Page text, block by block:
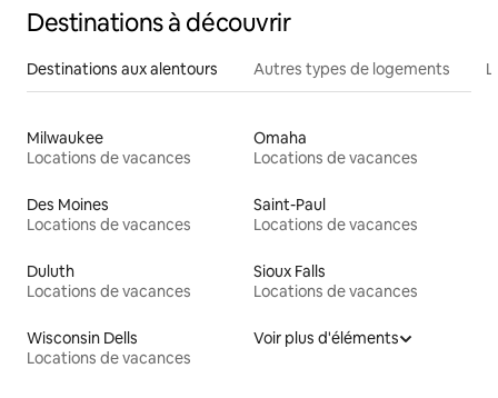
Destinations à découvrir
Destinations aux alentours Autres types de logements
Milwaukee
Locations de vacances
Omaha
Locations de vacances
Des Moines
Locations de vacances
Saint-Paul
Locations de vacances
Duluth
Locations de vacances
Sioux Falls
Locations de vacances
Wisconsin Dells
Locations de vacances
Voir plus d'éléments